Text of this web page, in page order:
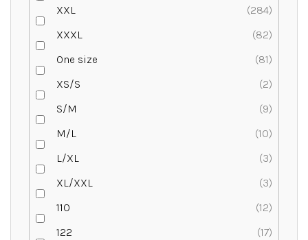
XXL
284
XXXL
82
One size
81
XS/S
2
S/M
9
M/L
10
L/XL
3
XL/XXL
3
110
12
122
17